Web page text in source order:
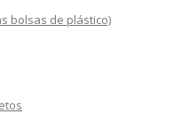
bolsas de plástico)